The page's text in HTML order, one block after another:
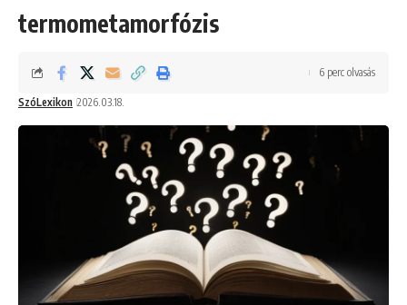
termometamorfózis
SzóLexikon 2026.03.18.
6 perc olvasás